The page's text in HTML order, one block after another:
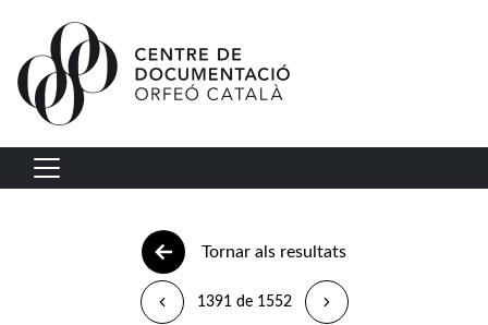
Vés al contingut
Navegació principal
Tornar als resultats
1391 de 1552